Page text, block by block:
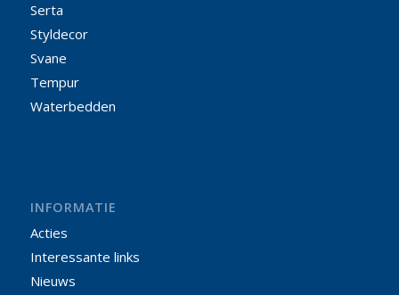
Serta
Styldecor
Svane
Tempur
Waterbedden
INFORMATIE
Acties
Interessante links
Nieuws